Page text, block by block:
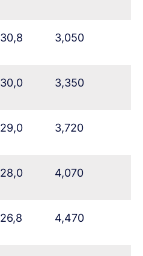
30,8 3,050
30,0 3,350
29,0 3,720
28,0 4,070
26,8 4,470